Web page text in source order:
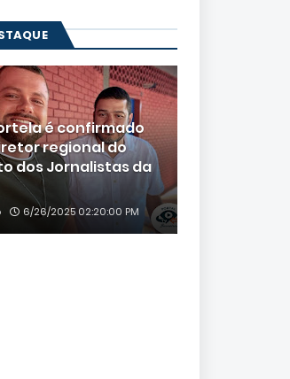
é confirmado
regional do
dos Jornalistas da
6/26/2025 02:20:00 PM